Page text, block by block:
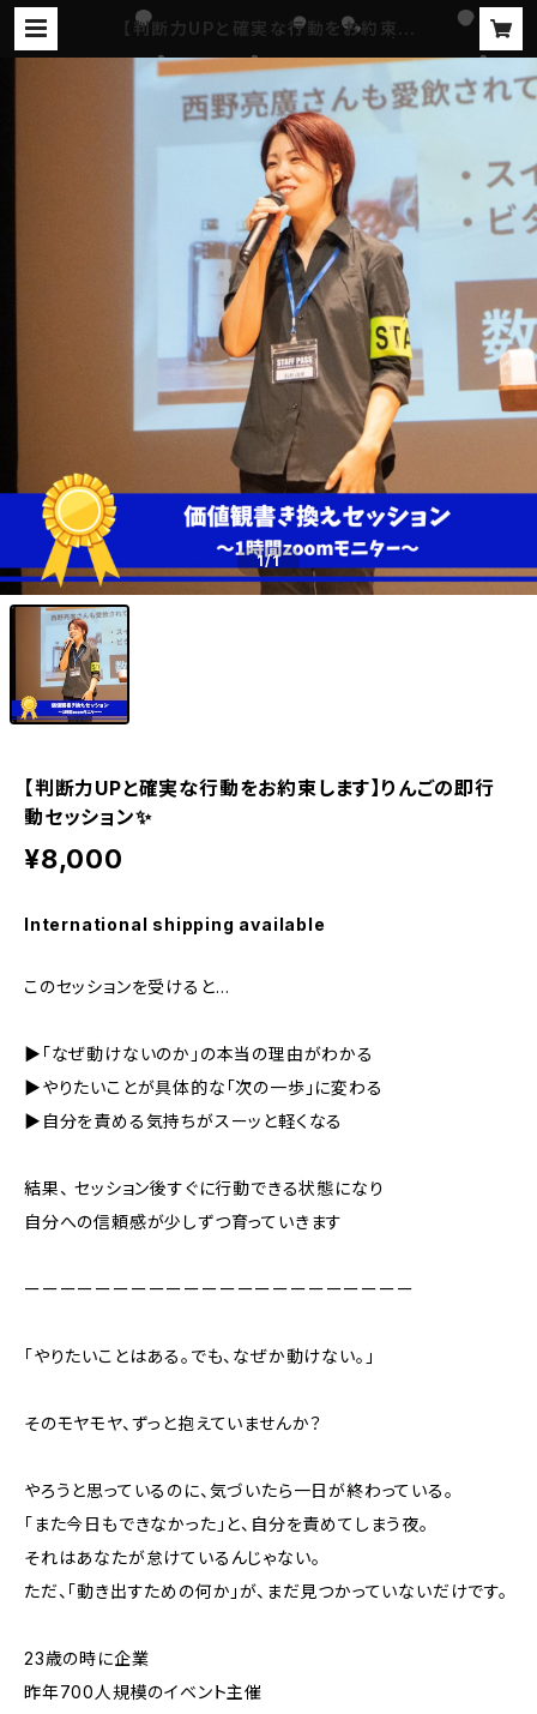
【判断力UPと確実な行動をお約束し
ンゴオンラインショップ
1/1
【判断力UPと確実な行動をお約束します】りんごの即行
動セッション✨
¥8,000
International shipping available
このセッションを受けると…
▶︎「なぜ動けないのか」の本当の理由がわかる
▶︎やりたいことが具体的な「次の一歩」に変わる
▶︎自分を責める気持ちがスーッと軽くなる
結果、 セッション後すぐに行動できる状態になり
自分への信頼感が少しずつ育っていきます
ーーーーーーーーーーーーーーーーーーーーーー
「やりたいことはある。でも、なぜか動けない。」
そのモヤモヤ、ずっと抱えていませんか？
やろうと思っているのに、気づいたら一日が終わっている。
「また今日もできなかった」と、自分を責めてしまう夜。
それはあなたが怠けているんじゃない。
ただ、「動き出すための何か」が、まだ見つかっていないだけです。
23歳の時に企業
昨年700人規模のイベント主催